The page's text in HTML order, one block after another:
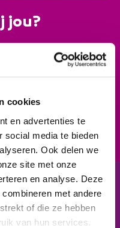
cookies
en advertenties te
social media te bieden
Ook delen we
site met onze
en analyse. Deze
met andere
of die ze hebben
van hun services.
jou?
met je collega's.
Je voelt je
en bent
goede
kan zwaar zijn.